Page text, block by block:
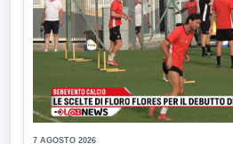
7 AGOSTO 2026